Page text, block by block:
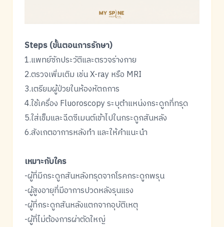
Steps (ขั้นตอนการรักษา)
1.แพทย์ซักประวัติและตรวจร่างกาย
2.ตรวจเพิ่มเติม เช่น X-ray หรือ MRI
3.เตรียมผู้ป่วยในห้องหัตถการ
4.ใช้เครื่อง Fluoroscopy ระบุตำแหน่งกระดูกที่ทรุด
5.ใส่เข็มและฉีดซีเมนต์เข้าไปในกระดูกสันหลัง
6.สังเกตอาการหลังทำ และให้คำแนะนำ
เหมาะกับใคร
-ผู้ที่มีกระดูกสันหลังทรุดจากโรคกระดูกพรุน
-ผู้สูงอายุที่มีอาการปวดหลังรุนแรง
-ผู้ที่กระดูกสันหลังแตกจากอุบัติเหตุ
-ผู้ที่ไม่ต้องการผ่าตัดใหญ่